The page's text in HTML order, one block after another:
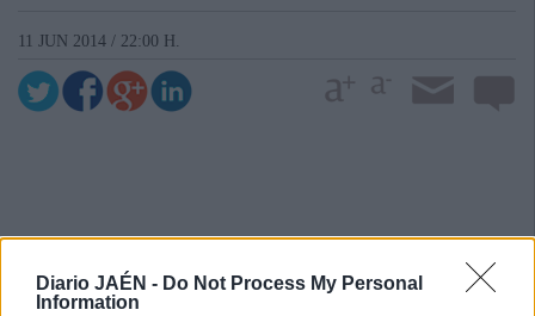
Diario JAÉN - Do Not Process My Personal
Information
11 JUN 2014 / 22:00 H.